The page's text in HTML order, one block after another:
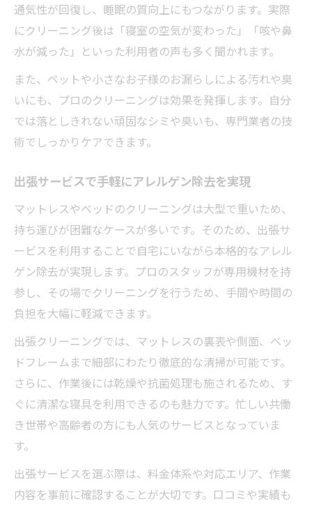
通気性が回復し、睡眠の質向上にもつながります。実際
にクリーニング後は「寝室の空気が変わった」「咳や鼻
水が減った」といった利用者の声も多く聞かれます。
また、ペットや小さなお子様のお漏らしによる汚れや臭
いにも、プロのクリーニングは効果を発揮します。自分
では落としきれない頑固なシミや臭いも、専門業者の技
術でしっかりケアできます。
出張サービスで手軽にアレルゲン除去を実現
マットレスやベッドのクリーニングは大型で重いため、
持ち運びが困難なケースが多いです。そのため、出張サ
ービスを利用することで自宅にいながら本格的なアレル
ゲン除去が実現します。プロのスタッフが専用機材を持
参し、その場でクリーニングを行うため、手間や時間の
負担を大幅に軽減できます。
出張クリーニングでは、マットレスの裏表や側面、ベッ
ドフレームまで細部にわたり徹底的な清掃が可能です。
さらに、作業後には乾燥や抗菌処理も施されるため、す
ぐに清潔な寝具を利用できるのも魅力です。忙しい共働
き世帯や高齢者の方にも人気のサービスとなっていま
す。
出張サービスを選ぶ際は、料金体系や対応エリア、作業
内容を事前に確認することが大切です。口コミや実績も